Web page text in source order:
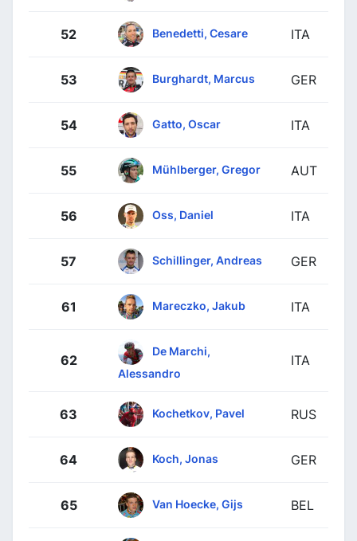
52 Benedetti, Cesare ITA
53 Burghardt, Marcus GER
54 Gatto, Oscar ITA
55 Mühlberger, Gregor AUT
56 Oss, Daniel ITA
57 Schillinger, Andreas GER
61 Mareczko, Jakub ITA
62
De Marchi,
Alessandro
ITA
63 Kochetkov, Pavel RUS
64 Koch, Jonas GER
65 Van Hoecke, Gijs BEL